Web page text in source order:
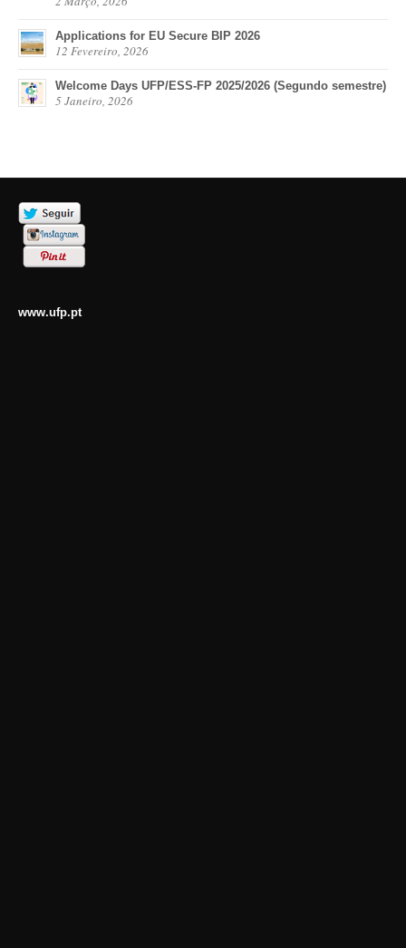
Applications for EU Secure BIP 2026
12 Fevereiro, 2026
Welcome Days UFP/ESS-FP 2025/2026 (Segundo semestre)
5 Janeiro, 2026
www.ufp.pt